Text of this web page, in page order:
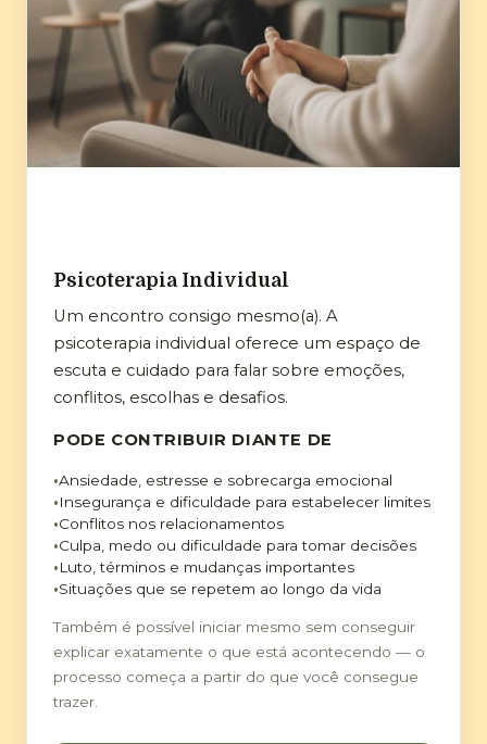
Psicoterapia Individual
Um encontro consigo mesmo(a). A
psicoterapia individual oferece um espaço de
escuta e cuidado para falar sobre emoções,
conflitos, escolhas e desafios.
PODE CONTRIBUIR DIANTE DE
Ansiedade, estresse e sobrecarga emocional
Insegurança e dificuldade para estabelecer limites
Conflitos nos relacionamentos
Culpa, medo ou dificuldade para tomar decisões
Luto, términos e mudanças importantes
Situações que se repetem ao longo da vida
Também é possível iniciar mesmo sem conseguir
explicar exatamente o que está acontecendo — o
processo começa a partir do que você consegue
trazer.